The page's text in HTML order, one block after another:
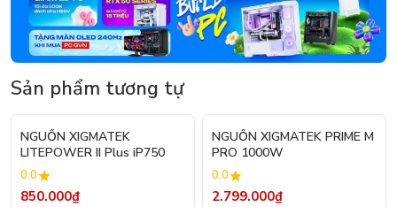
Sản phẩm tương tự
NGUỒN XIGMATEK
LITEPOWER II Plus iP750
0.0
850.000₫
NGUỒN XIGMATEK PRIME M
PRO 1000W
0.0
2.799.000₫